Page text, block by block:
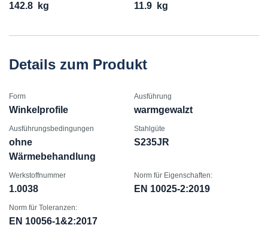
142.8 kg 11.9 kg
Details zum Produkt
Form
Winkelprofile
Ausführung
warmgewalzt
Ausführungsbedingungen
ohne
Wärmebehandlung
Stahlgüte
S235JR
Werkstoffnummer
1.0038
Norm für Eigenschaften:
EN 10025-2:2019
Norm für Toleranzen:
EN 10056-1&2:2017